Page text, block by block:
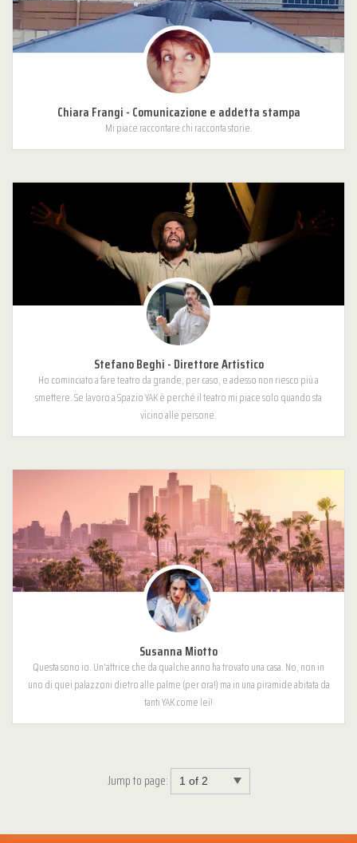
Chiara Frangi - Comunicazione e addetta stampa
Mi piace raccontare chi racconta storie.
Stefano Beghi - Direttore Artistico
Ho cominciato a fare teatro da grande, per caso, e adesso non riesco più a
smettere. Se lavoro a Spazio YAK è perché il teatro mi piace solo quando sta
vicino alle persone.
Susanna Miotto
Questa sono io. Un'attrice che da qualche anno ha trovato una casa. No, non in
uno di quei palazzoni dietro alle palme (per ora!) ma in una piramide abitata da
tanti YAK come lei!
Jump to page: